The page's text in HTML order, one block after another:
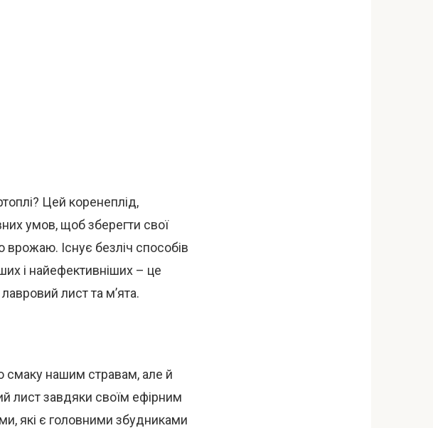
Цей коренеплід,
умов, щоб зберегти свої
врожаю. Існує безліч способів
і найефективніших – це
лист та м’ята.
смаку нашим стравам, але й
лист завдяки своїм ефірним
які є головними збудниками